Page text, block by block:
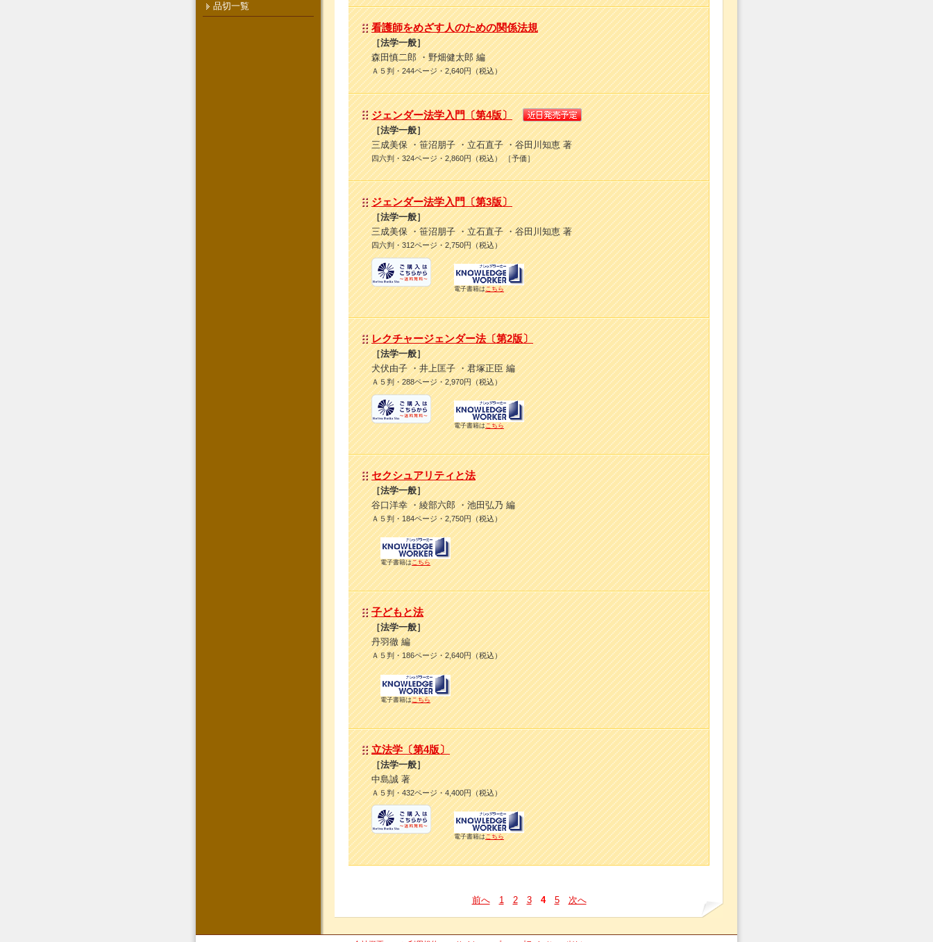
看護師をめざす人のための関係法規
［法学一般］
森田慎二郎 ・野畑健太郎 編
Ａ５判・244ページ・2,640円（税込）
ジェンダー法学入門〔第4版〕
［法学一般］
三成美保 ・笹沼朋子 ・立石直子 ・谷田川知恵 著
四六判・324ページ・2,860円（税込） ［予価］
ジェンダー法学入門〔第3版〕
［法学一般］
三成美保 ・笹沼朋子 ・立石直子 ・谷田川知恵 著
四六判・312ページ・2,750円（税込）
電子書籍はこちら
レクチャージェンダー法〔第2版〕
［法学一般］
犬伏由子 ・井上匡子 ・君塚正臣 編
Ａ５判・288ページ・2,970円（税込）
電子書籍はこちら
セクシュアリティと法
［法学一般］
谷口洋幸 ・綾部六郎 ・池田弘乃 編
Ａ５判・184ページ・2,750円（税込）
電子書籍は こちら
子どもと法
［法学一般］
丹羽徹 編
Ａ５判・186ページ・2,640円（税込）
電子書籍は こちら
立法学〔第4版〕
［法学一般］
中島誠 著
Ａ５判・432ページ・4,400円（税込）
電子書籍はこちら
前へ 1 2 3 4 5 次へ
品切一覧